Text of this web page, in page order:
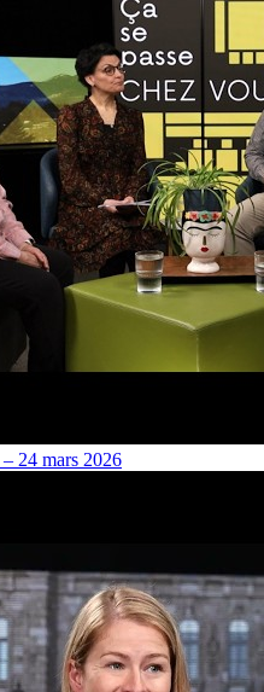
– 24 mars 2026